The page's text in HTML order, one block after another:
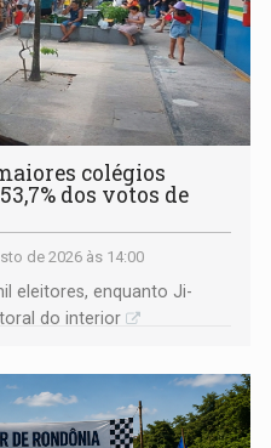
colégios
dos votos de
de 2026 às 14:00
eleitores, enquanto Ji-
do interior